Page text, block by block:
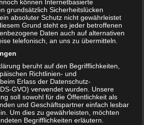
können Internetbasierte
grundsätzlich Sicherheitslücken
absoluter Schutz nicht gewährleistet
Grund steht es jeder betroffenen
Daten auch auf alternativen
telefonisch, an uns zu übermitteln.
beruht auf den Begrifflichkeiten,
Richtlinien- und
Erlass der Datenschutz-
GVO) verwendet wurden. Unsere
soll sowohl für die Öffentlichkeit als
und Geschäftspartner einfach lesbar
Um dies zu gewährleisten, möchten
Begrifflichkeiten erläutern.